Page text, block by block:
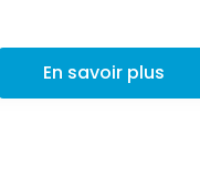
En savoir plus